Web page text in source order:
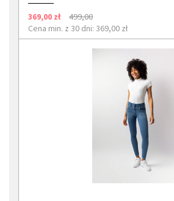
369,00 zł
499,00
Cena min. z 30 dni: 369,00 zł